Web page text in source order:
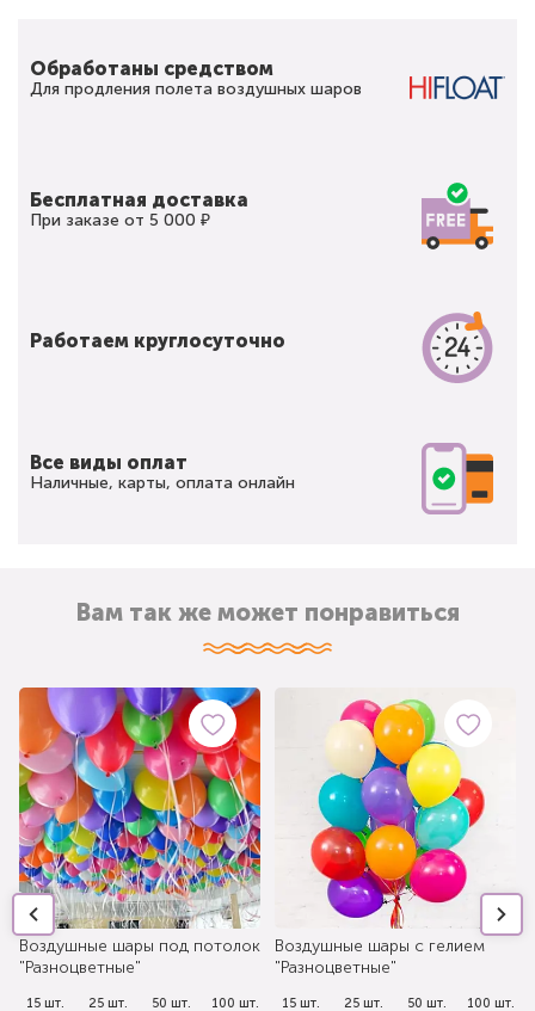
Обработаны средством
Для продления полета воздушных шаров
Бесплатная доставка
При заказе от 5 000 ₽
Работаем круглосуточно
Все виды оплат
Наличные, карты, оплата онлайн
Вам так же может понравиться
Воздушные шары под потолок
"Разноцветные"
15 шт. 25 шт. 50 шт. 100 шт.
Воздушные шары с гелием
"Разноцветные"
15 шт. 25 шт. 50 шт. 100 шт.